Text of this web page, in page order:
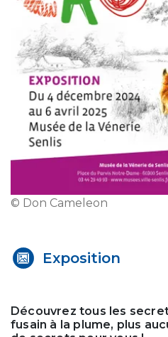
© Don Cameleon
Exposition
Découvrez tous les
fusain à la plume, plus